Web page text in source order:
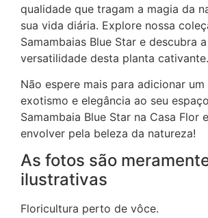
qualidade que tragam a magia da
sua vida diária. Explore nossa
Samambaias Blue Star e descubra
versatilidade desta planta cativante.
Não espere mais para adicionar
exotismo e elegância ao seu
Samambaia Blue Star na Casa Flor
envolver pela beleza da natureza!
As fotos são
ilustrativas
Floricultura perto de vôce.